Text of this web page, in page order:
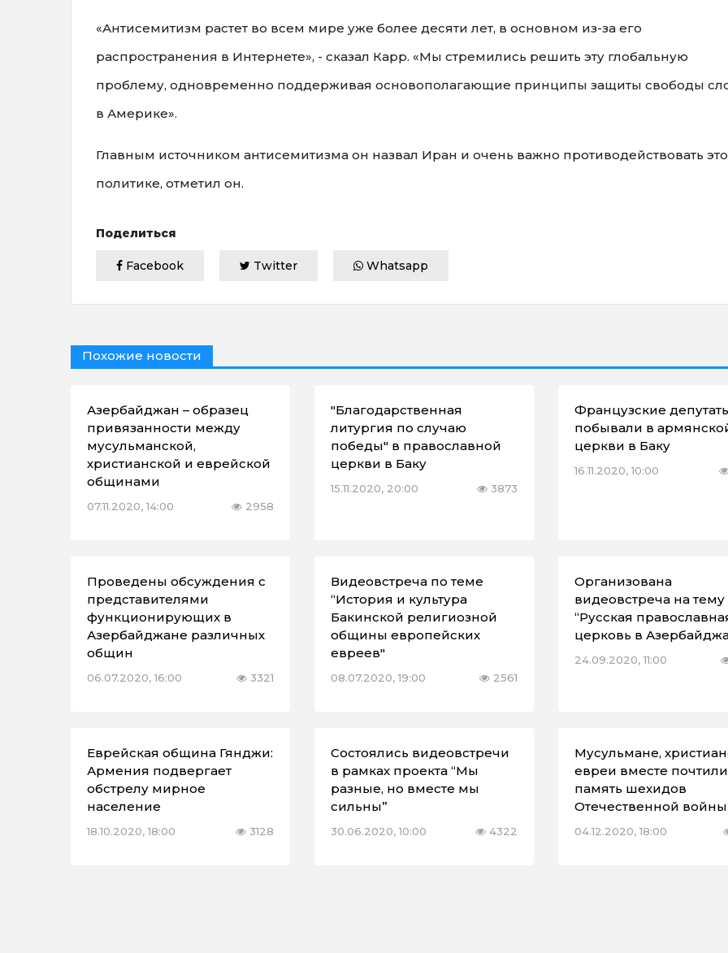
«Антисемитизм растет во всем мире уже более десяти лет, в основном из-за его
распространения в Интернете», - сказал Карр. «Мы стремились решить эту глобальную
проблему, одновременно поддерживая основополагающие принципы защиты свободы
в Америке».
Главным источником антисемитизма он назвал Иран и очень важно противодействовать
политике, отметил он.
Поделиться
Facebook Twitter Whatsapp
Похожие новости
Азербайджан – образец
привязанности между
мусульманской,
христианской и еврейской
общинами
07.11.2020, 14:00 2958
"Благодарственная
литургия по случаю
победы" в православной
церкви в Баку
15.11.2020, 20:00 3873
Французские
побывали в
церкви в Баку
16.11.2020, 10:00
Проведены обсуждения с
представителями
функционирующих в
Азербайджане различных
общин
06.07.2020, 16:00 3321
Видеовстреча по теме
“История и культура
Бакинской религиозной
общины европейских
евреев"
08.07.2020, 19:00 2561
Организована
видеовстреча на тему
“Русская
церковь в
24.09.2020, 11:00
Еврейская община Гянджи:
Армения подвергает
обстрелу мирное
население
18.10.2020, 18:00 3128
Состоялись видеовстречи
в рамках проекта “Mы
разные, но вместе мы
сильны”
30.06.2020, 10:00 4322
Мусульмане,
евреи вместе почтили
память шехидов
Отечественной войны
04.12.2020, 18:00